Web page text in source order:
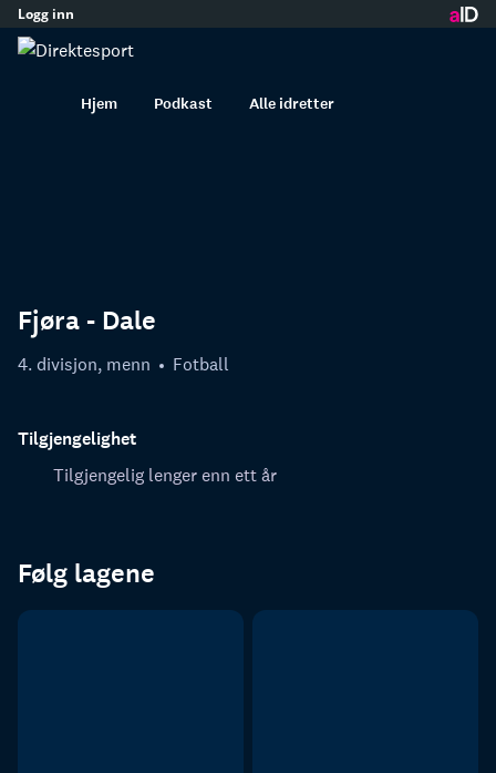
innhold
Logg inn
Hjem Podkast Alle idretter
Fjøra - Dale
4. divisjon, menn Fotball
Tilgjengelighet
Tilgjengelig lenger enn ett år
Følg lagene